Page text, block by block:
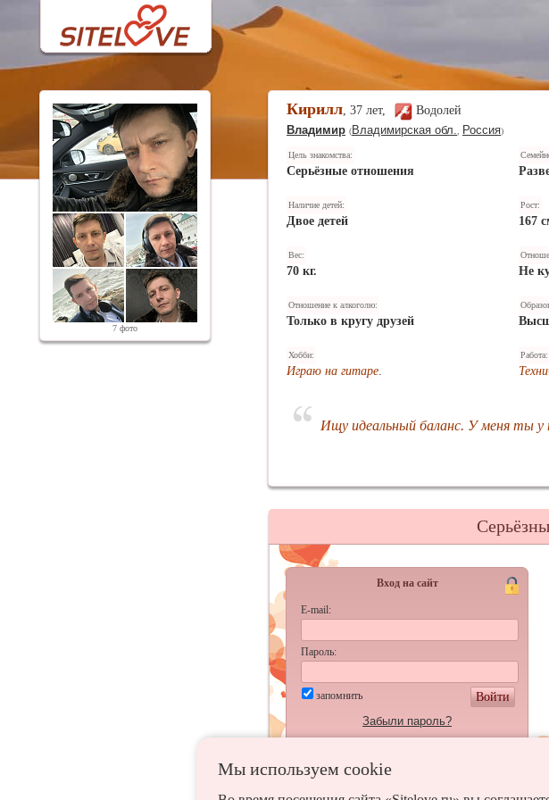
7 фото
Кирилл, 37 лет,
Водолей
Владимир (Владимирская обл. Россия)
Цель знакомства:
Серьёзные отношения
Наличие детей:
Двое детей
Рост:
167
Вес:
70 кг. Не
Отношение к алкоголю:
Только в кругу друзей
Хобби:
Играю на гитаре.
Работа:
Ищу идеальный баланс. У меня ты у
Мы используем сookie
Вход на сайт
E-mail:
Пароль:
запомнить
Войти
Забыли пароль?